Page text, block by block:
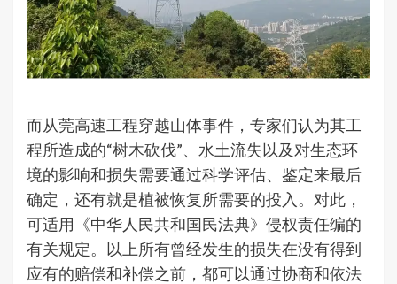
而从莞高速工程穿越山体事件，专家们认为其工
程所造成的“树木砍伐”、水土流失以及对生态环
境的影响和损失需要通过科学评估、鉴定来最后
确定，还有就是植被恢复所需要的投入。对此，
可适用《中华人民共和国民法典》侵权责任编的
有关规定。以上所有曾经发生的损失在没有得到
应有的赔偿和补偿之前，都可以通过协商和依法